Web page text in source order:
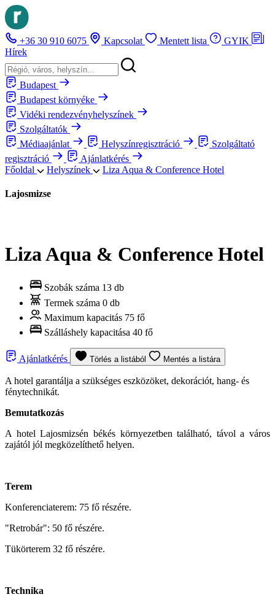
+36 30 910 6075 Kapcsolat Mentett lista
GYIK
Hírek
Budapest
Budapest környéke
Vidéki rendezvényhelyszínek
Szolgáltatók
Médiaajánlat
Helyszínregisztráció
Szolgáltató
regisztráció
Ajánlatkérés
Főoldal
Helyszínek Liza Aqua & Conference Hotel
Lajosmizse
Liza Aqua & Conference Hotel
Szobák száma 13 db
Termek száma 0 db
Maximum kapacitás 75 fő
Szálláshely kapacitása 40 fő
Ajánlatkérés Törlés a listából Mentés a listára
A hotel garantálja a szükséges eszközöket, dekorációt, hang- és
fénytechnikát.
Bemutatkozás
A hotel Lajosmizsén békés környezetben található, távol a város
zajától jól megközelíthető helyen.
Terem
Konferenciaterem: 75 fő részére.
"Retrobár": 50 fő részére.
Tükörterem 32 fő részére.
Technika